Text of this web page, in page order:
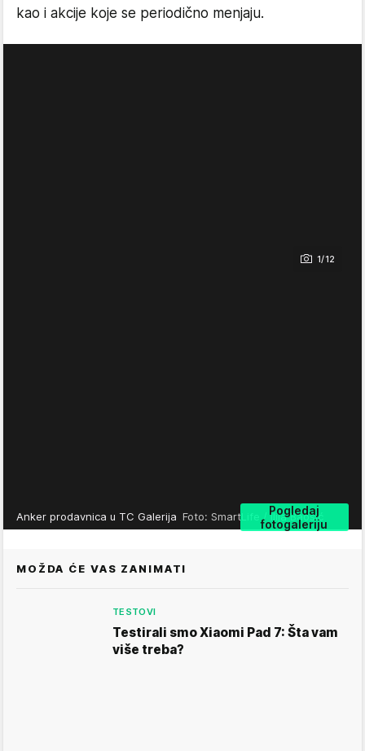
kao i akcije koje se periodično menjaju.
1/12
Pogledaj
fotogaleriju
Anker prodavnica u TC Galerija Foto: SmartLife / Ilija Baošić
MOŽDA ĆE VAS ZANIMATI
TESTOVI
Testirali smo Xiaomi Pad 7: Šta vam
više treba?